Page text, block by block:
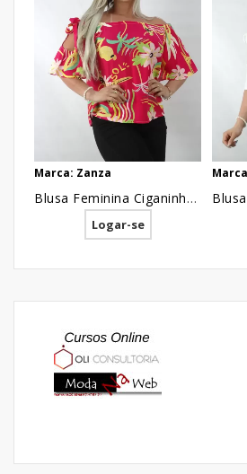
Marca: Zanza
Blusa Feminina Ciganinha com Laco em Viscose Rosa Estampa Tropical [2210033]
Logar-se